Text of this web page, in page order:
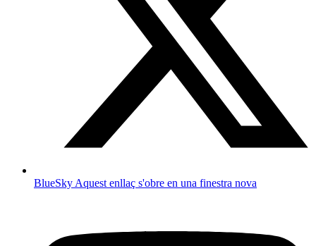
BlueSky Aquest enllaç s'obre en una finestra nova